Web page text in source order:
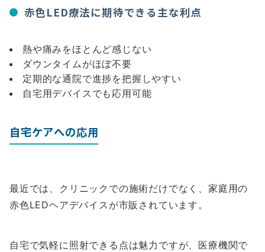
赤色LED療法に期待できる主な利点
熱や痛みをほとんど感じない
ダウンタイムがほぼ不要
定期的な通院で進捗を把握しやすい
自宅用デバイスでも応用可能
自宅ケアへの応用
最近では、クリニックでの施術だけでなく、家庭用の
赤色LEDヘアデバイスが市販されています。
自宅で気軽に照射できる点は魅力ですが、医療機関で